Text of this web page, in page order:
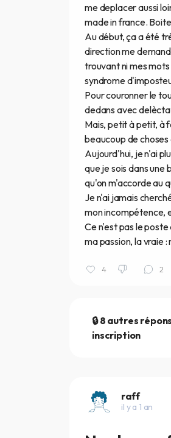
me deplacer aussi
made in france.
Au début, ça a été
direction me
trouvant ni mes
syndrome
Pour couronner le
dedans avec
Mais, petit à petit, à
beaucoup de
Aujourd'hui, je n'ai
que je sois dans
qu'on m'accorde au
Je n'ai jamais
mon incompétence,
Ce n'est pas le
ma passion, la vraie
4 2
🔒 8 autres
inscription
raff
il y a 1 an